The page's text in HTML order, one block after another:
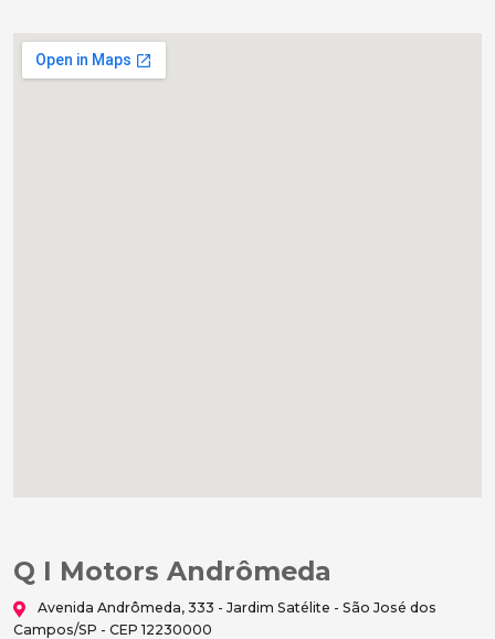
Q I Motors Andrômeda
Avenida Andrômeda, 333 - Jardim Satélite - São José dos
Campos/SP - CEP 12230000